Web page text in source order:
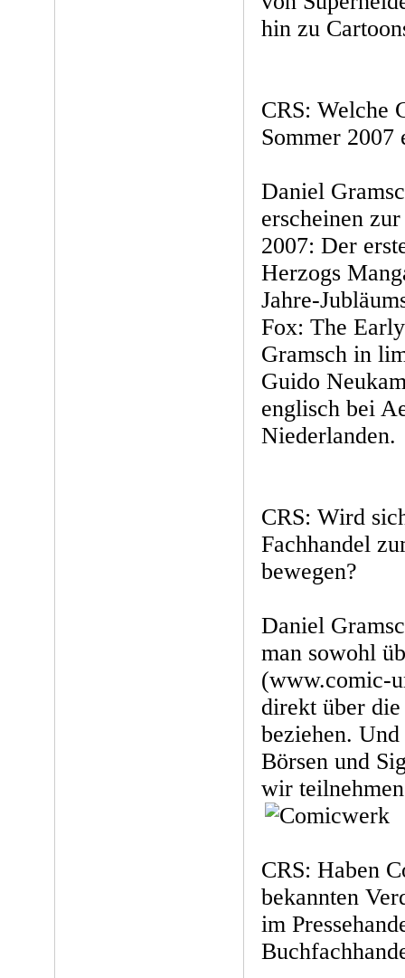
hin zu
CRS: Welche
Sommer 2007
Daniel
erscheinen
2007: Der
Herzogs
Jahre-
Fox: The
Gramsch in
Guido
englisch bei
Niederlanden.
CRS: Wird
Fachhandel
bewegen?
Daniel
man sowohl
(www.comic-
direkt über
beziehen.
Börsen und
wir
CRS: Haben
bekannten
im